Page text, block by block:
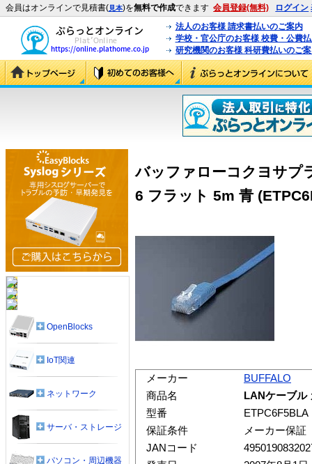
会員はオンラインで見積書(見本)を無料で作成できます 会員登録(無料) ログイン
法人のお客様 請求書払いのご案内
学校・官公庁のお客様 校費・公費
研究機関のお客様 科研費払いのご
バッファローコクヨサプ
6 フラット 5m 青
メーカー
BUFFALO
商品名
LANケーブル
型番
ETPC6F5BLA
保証条件
メーカー保証
JANコード
OpenBlocks
IoT関連
ネットワーク
サーバ・ストレージ
パソコン・周辺機器